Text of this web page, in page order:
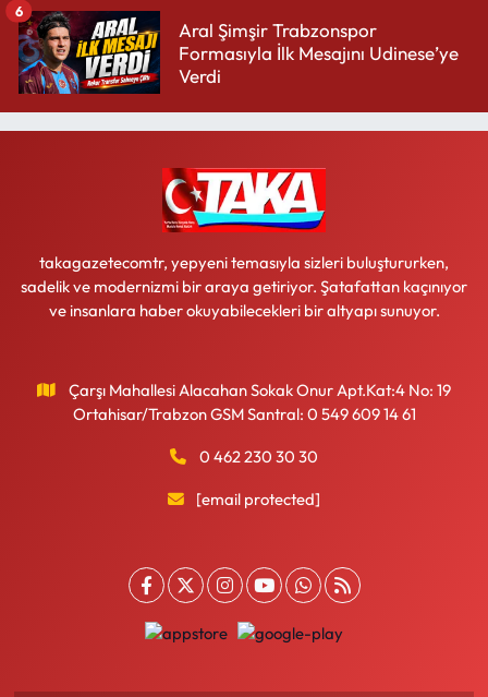
Aral Şimşir Trabzonspor
Formasıyla İlk Mesajını Udinese’ye
Verdi
6
takagazetecomtr, yepyeni temasıyla sizleri buluştururken,
sadelik ve modernizmi bir araya getiriyor. Şatafattan kaçınıyor
ve insanlara haber okuyabilecekleri bir altyapı sunuyor.
Çarşı Mahallesi Alacahan Sokak Onur Apt.Kat:4 No: 19
Ortahisar/Trabzon GSM Santral: 0 549 609 14 61
0 462 230 30 30
[email protected]